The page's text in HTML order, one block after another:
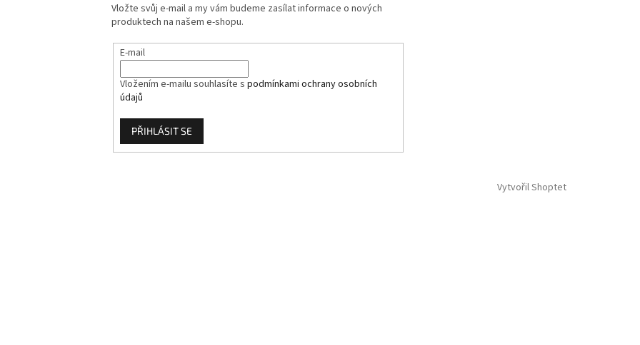
Vložte svůj e-mail a my vám budeme zasílat informace o nových
produktech na našem e-shopu.
E-mail
Vložením e-mailu souhlasíte s podmínkami ochrany osobních
údajů
PŘIHLÁSIT SE
Vytvořil Shoptet